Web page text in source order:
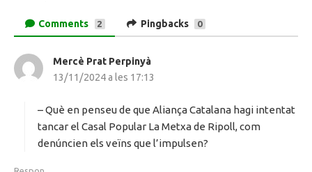
Comments 2 Pingbacks 0
Mercè Prat Perpinyà
a
i
t
:
13/11/2024 a les 17:13
– Què en penseu de que Aliança Catalana hagi intentat
tancar el Casal Popular La Metxa de Ripoll, com
denúncien els veïns que l’impulsen?